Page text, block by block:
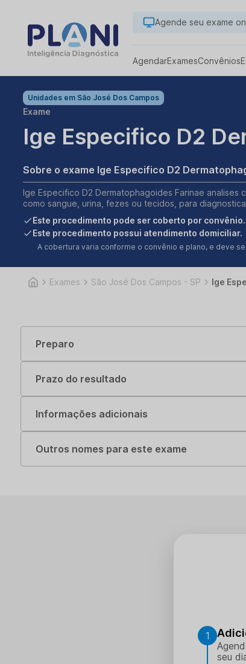
Agende seu exame
AgendarExamesConvênios
Unidades em São José Dos Campos
Exame
Ige Especifico D2
Sobre o exame Ige Especifico D2
Ige Especifico D2 Dermatophagoides Farinae analises
como sangue, urina, fezes ou tecidos, para
Este procedimento pode ser coberto por convênio.
Este procedimento possui atendimento domiciliar.
A cobertura varia conforme o convênio e plano, e deve
Exames São José Dos Campos - SP Ige
Preparo
Prazo do resultado
Informações adicionais
Outros nomes para este exame
1
seu